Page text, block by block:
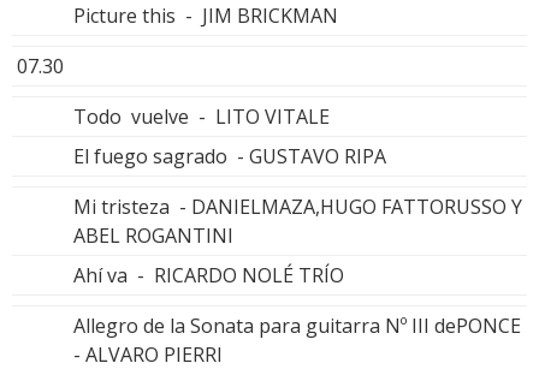
Picture this - JIM BRICKMAN
07.30
Todo vuelve - LITO VITALE
El fuego sagrado - GUSTAVO RIPA
Mi tristeza - DANIELMAZA,HUGO FATTORUSSO Y
ABEL ROGANTINI
Ahí va - RICARDO NOLÉ TRÍO
Allegro de la Sonata para guitarra Nº III dePONCE
- ALVARO PIERRI